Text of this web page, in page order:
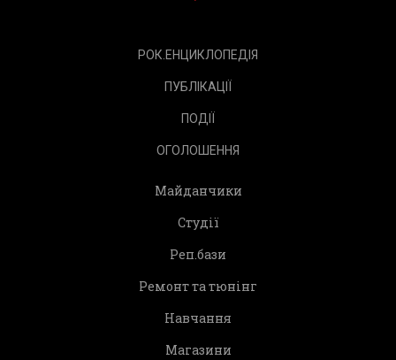
РОК.ЕНЦИКЛОПЕДІЯ
ПУБЛІКАЦІЇ
ПОДІЇ
ОГОЛОШЕННЯ
Майданчики
Студії
Реп.бази
Ремонт та тюнінг
Навчання
Магазини